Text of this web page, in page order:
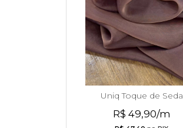
Uniq Toque de Seda
R$ 49,90/m